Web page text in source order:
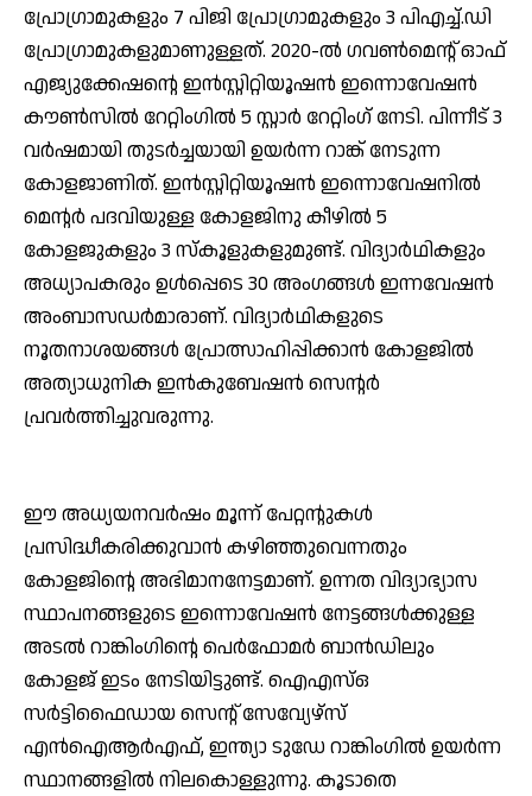
പ്രോഗ്രാമുകളും 7 പിജി പ്രോഗ്രാമുകളും 3 പിഎച്ച്.ഡി
പ്രോഗ്രാമുകളുമാണുള്ളത്. 2020-ല്‍ ഗവണ്‍മെന്റ് ഓഫ്
എജ്യുക്കേഷന്റെ ഇന്‍സ്റ്റിറ്റിയൂഷന്‍ ഇന്നൊവേഷന്‍
കൗണ്‍സില്‍ റേറ്റിംഗില്‍ 5 സ്റ്റാര്‍ റേറ്റിംഗ് നേടി. പിന്നീട് 3
വര്‍ഷമായി തുടര്‍ച്ചയായി ഉയര്‍ന്ന റാങ്ക് നേടുന്ന
കോളജാണിത്. ഇന്‍സ്റ്റിറ്റിയൂഷന്‍ ഇന്നൊവേഷനില്‍
മെന്റര്‍ പദവിയുള്ള കോളജിനു കീഴില്‍ 5
കോളജുകളും 3 സ്‌കൂളുകളുമുണ്ട്. വിദ്യാര്‍ഥികളും
അധ്യാപകരും ഉള്‍പ്പെടെ 30 അംഗങ്ങള്‍ ഇന്നവേഷന്‍
അംബാസഡര്‍മാരാണ്. വിദ്യാര്‍ഥികളുടെ
നൂതനാശയങ്ങള്‍ പ്രോത്സാഹിപ്പിക്കാന്‍ കോളജില്‍
അത്യാധുനിക ഇന്‍കുബേഷന്‍ സെന്റര്‍
പ്രവര്‍ത്തിച്ചുവരുന്നു.
ഈ അധ്യയനവര്‍ഷം മൂന്ന് പേറ്റന്റുകള്‍
പ്രസിദ്ധീകരിക്കുവാന്‍ കഴിഞ്ഞുവെന്നതും
കോളജിന്റെ അഭിമാനനേട്ടമാണ്. ഉന്നത വിദ്യാഭ്യാസ
സ്ഥാപനങ്ങളുടെ ഇന്നൊവേഷന്‍ നേട്ടങ്ങള്‍ക്കുള്ള
അടല്‍ റാങ്കിംഗിന്റെ പെര്‍ഫോമര്‍ ബാന്‍ഡിലും
കോളജ് ഇടം നേടിയിട്ടുണ്ട്. ഐഎസ്ഒ
സര്‍ട്ടിഫൈഡായ സെന്റ് സേവ്യേഴ്‌സ്
എന്‍ഐആര്‍എഫ്, ഇന്ത്യാ ടുഡേ റാങ്കിംഗില്‍ ഉയര്‍ന്ന
സ്ഥാനങ്ങളില്‍ നിലകൊള്ളുന്നു. കൂടാതെ